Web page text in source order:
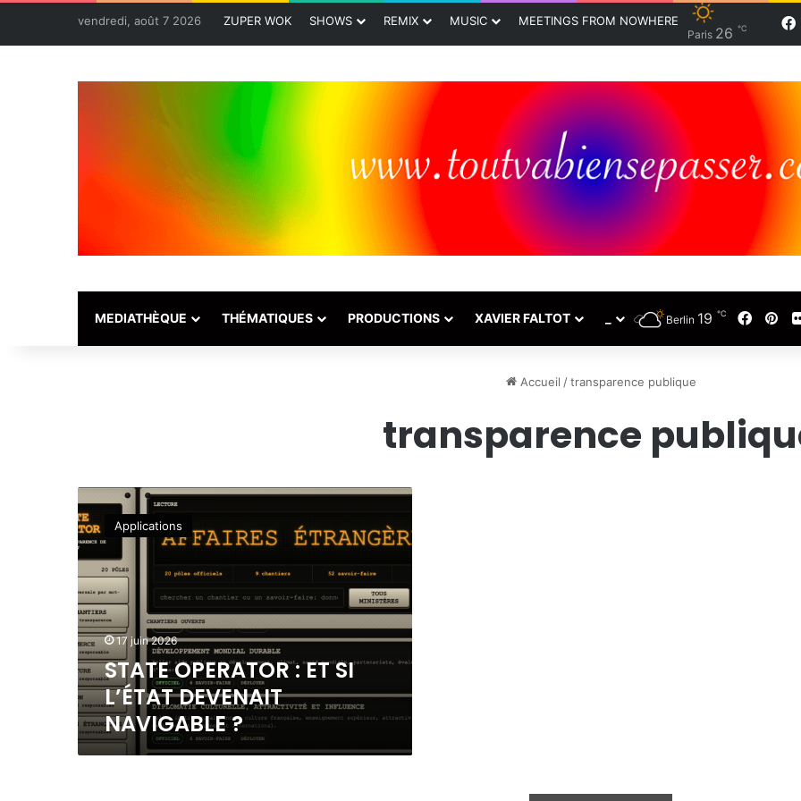
vendredi, août 7 2026 ZUPER WOK SHOWS REMIX MUSIC MEETINGS FROM NOWHERE
Paris 26 ℃
MEDIATHÈQUE THÉMATIQUES PRODUCTIONS XAVIER FALTOT Berlin 19 ℃
Accueil / transparence publique
transparence
T
A
T
O
P
E
R
A
T
O
R
:
E
Applications
17 juin 2026
STATE OPERATOR : ET SI
L’ÉTAT DEVENAIT
NAVIGABLE ?